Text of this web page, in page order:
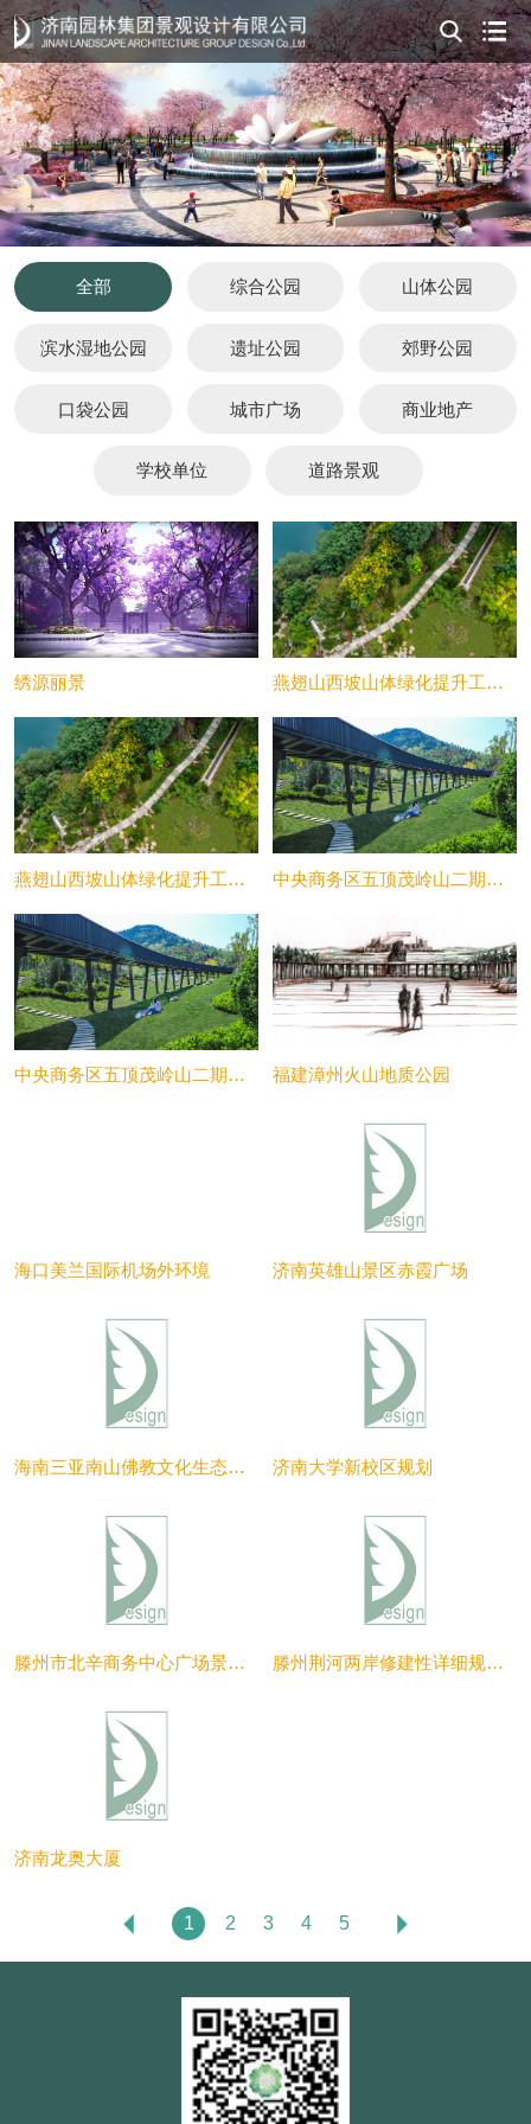
全部 综合公园 山体公园
滨水湿地公园 遗址公园 郊野公园
口袋公园 城市广场 商业地产
学校单位 道路景观
绣源丽景 燕翅山西坡山体绿化提升工程设计
燕翅山西坡山体绿化提升工程设计 中央商务区五顶茂岭山二期景观设计
中央商务区五顶茂岭山二期景观设计 福建漳州火山地质公园
海口美兰国际机场外环境 济南英雄山景区赤霞广场
海南三亚南山佛教文化生态旅游区 济南大学新校区规划
滕州市北辛商务中心广场景观设计 滕州荆河两岸修建性详细规划及景观设计
济南龙奥大厦
1 2 3 4 5